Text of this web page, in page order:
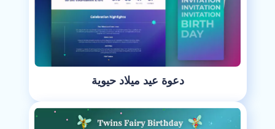
دعوة عيد ميلاد حيوية